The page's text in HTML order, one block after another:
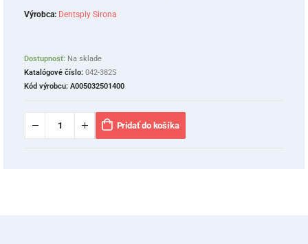
Výrobca: Dentsply Sirona
Dostupnosť: Na sklade
Katalógové číslo: 042-382S
Kód výrobcu: A005032501400
Pridať do košíka